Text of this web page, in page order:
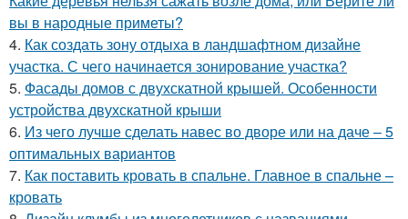
вы в народные приметы?
4. Как создать зону отдыха в ландшафтном дизайне
участка. С чего начинается зонирование участка?
5. Фасады домов с двухскатной крышей. Особенности
устройства двухскатной крыши
6. Из чего лучше сделать навес во дворе или на даче – 5
оптимальных вариантов
7. Как поставить кровать в спальне. Главное в спальне –
кровать